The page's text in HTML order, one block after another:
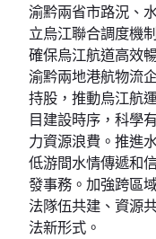
渝黔兩省市路況、
立烏江聯合調度機
確保烏江航道高效
渝黔兩地港航物流
持股，推動烏江航
目建設時序，科學
力資源浪費。推進
低游間水情傳遞和
發事務。加強跨區
法隊伍共建、資源
法新形式。